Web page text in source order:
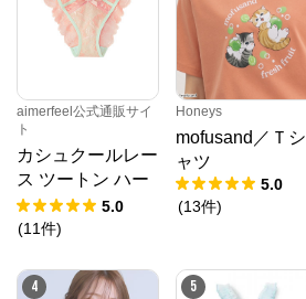
aimerfeel公式通販サイ
ト
カシュクールレー
ス ツートン ハー
フバックショーツ
5.0
(11件)
Honeys
mofusand／Ｔシ
ャツ
5.0
(13件)
4 5